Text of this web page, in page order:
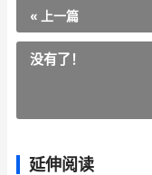
« 上一篇
没有了！
延伸阅读